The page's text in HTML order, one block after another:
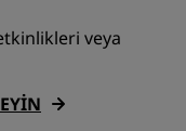
veya